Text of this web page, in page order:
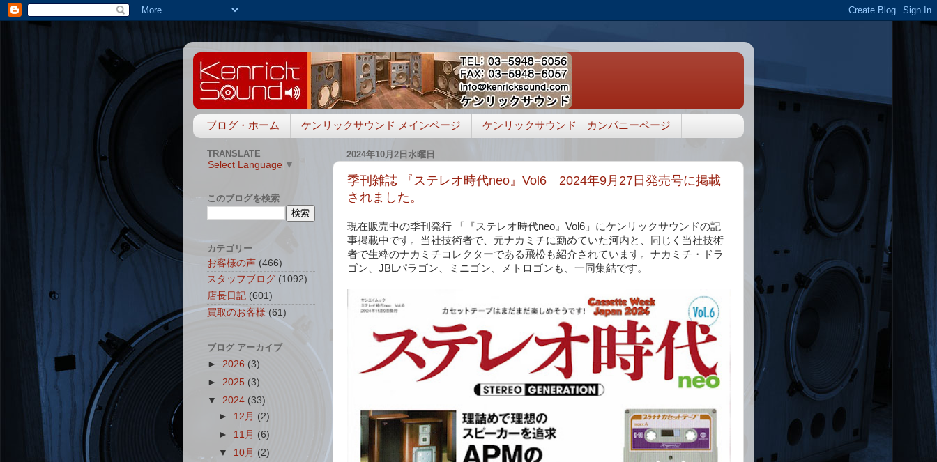
ブログ・ホーム ケンリックサウンド メインページ ケンリックサウンド カンパニーページ
2024年10月2日水曜日
季刊雑誌 『ステレオ時代neo』Vol6 2024年9月27日発売号に掲載
されました。
現在販売中の季刊発行 「『ステレオ時代neo』Vol6」にケンリックサウンドの記
事掲載中です。当社技術者で、元ナカミチに勤めていた河内と、同じく当社技術
者で生粋のナカミチコレクターである飛松も紹介されています。ナカミチ・ドラ
ゴン、JBLパラゴン、ミニゴン、メトロゴンも、一同集結です。
TRANSLATE
Select Language ▼
このブログを検索
カテゴリー
お客様の声 (466)
スタッフブログ (1092)
店長日記 (601)
買取のお客様 (61)
ブログ アーカイブ
► 2026 (3)
► 2025 (3)
▼ 2024 (33)
► 12月 (2)
► 11月 (6)
▼ 10月 (2)